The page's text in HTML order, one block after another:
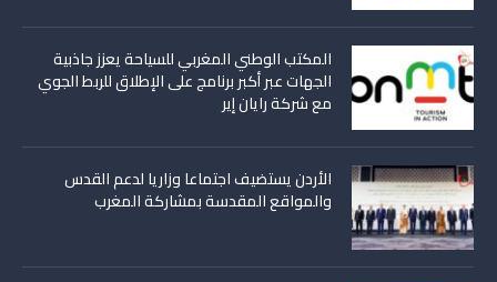
المكتب الوطني المغربي للسياحة يعزز جاذبية
الجهات عبر أكبر برنامج على الإطلاق للربط الجوي
مع شركة رايان إير
الأردن يستضيف اجتماعا وزاريا لدعم القدس
والمواقع المقدسة بمشاركة المغرب